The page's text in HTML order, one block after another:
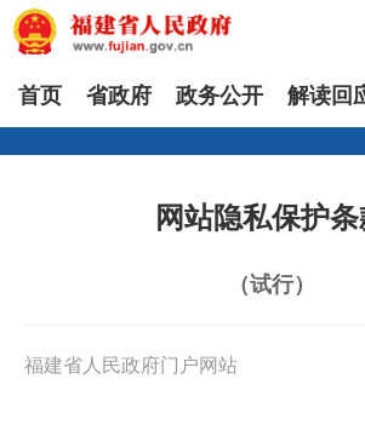
首页 省政府 政务公开 解读回
网站隐私保护条
（试行）
福建省人民政府门户网站